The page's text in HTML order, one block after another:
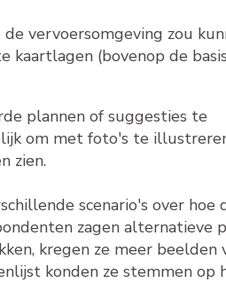
vervoersomgeving zou
kaartlagen (bovenop de
plannen of suggesties te
om met foto's te
zien.
scenario's over hoe
zagen alternatieve
kregen ze meer beelden
konden ze stemmen op